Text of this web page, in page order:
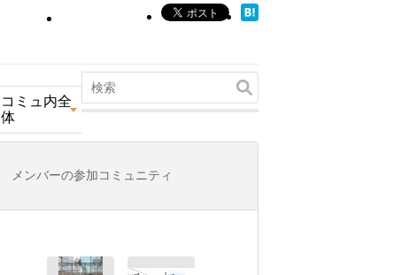
コミュ内全
体
メンバーの参加コミュニティ